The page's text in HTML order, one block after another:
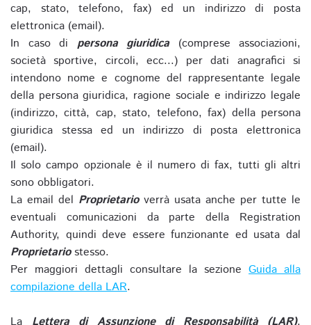
cap, stato, telefono, fax) ed un indirizzo di posta
elettronica (email).
In caso di persona giuridica(comprese associazioni,
società sportive, circoli, ecc...) per dati anagrafici si
intendono nome e cognome del rappresentante legale
della persona giuridica, ragione sociale e indirizzo legale
(indirizzo, città, cap, stato, telefono, fax) della persona
giuridica stessa ed un indirizzo di posta elettronica
(email).
Il solo campo opzionale è il numero di fax, tutti gli altri
sono obbligatori.
La email del Proprietarioverrà usata anche per tutte le
eventuali comunicazioni da parte della Registration
Authority, quindi deve essere funzionante ed usata dal
Proprietariostesso.
Per maggiori dettagli consultare la sezione Guida alla
compilazione della LAR.